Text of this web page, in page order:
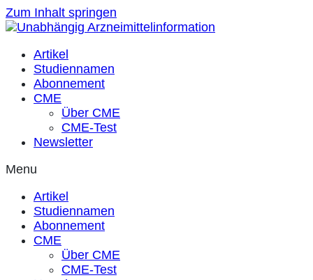
Zum Inhalt springen
Artikel
Studiennamen
Abonnement
CME
Über CME
CME-Test
Newsletter
Menu
Artikel
Studiennamen
Abonnement
CME
Über CME
CME-Test